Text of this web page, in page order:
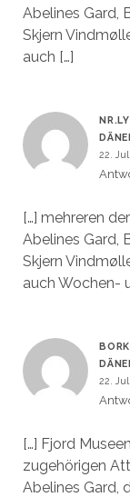
Abelines Gard,
Skjern
auch […]
22.
[…] mehreren
Abelines Gard,
Skjern
auch Wochen-
22.
[…] Fjord
zugehörigen
Abelines Gard,